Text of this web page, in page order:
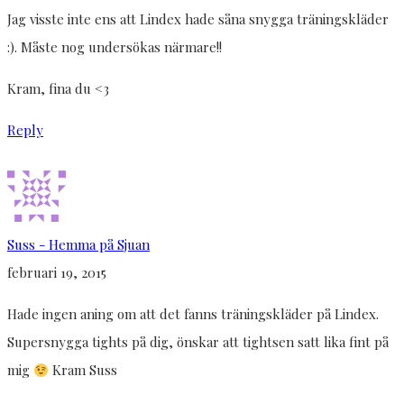
Jag visste inte ens att Lindex hade såna snygga träningskläder
:). Måste nog undersökas närmare!!
Kram, fina du <3
Reply
Suss - Hemma på Sjuan
februari 19, 2015
Hade ingen aning om att det fanns träningskläder på Lindex.
Supersnygga tights på dig, önskar att tightsen satt lika fint på
mig
Kram Suss